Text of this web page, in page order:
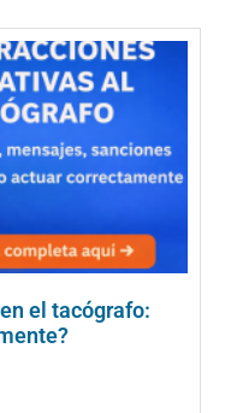
el tacógrafo: